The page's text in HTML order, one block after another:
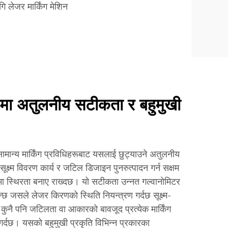
लेजर मार्किंग मेशिन
अतुलनीय सटीकता र बहुमुखी
मार्किंग प्रविधिहरूबाट यसलाई छुट्याउने अतुलनीय
विवरण कार्य र जटिल डिजाइन पुनरुत्पादन गर्न सक्षम
बनाए राख्दछ। यो सटीकता उन्नत गल्वानोमिटर
जसले लेजर किरणको स्थिति नियन्त्रण गर्दछ सूक्ष्म-
पनि जटिलता वा आकारको बावजूद प्रत्येक मार्किंग
यसको बहुमुखी प्रकृति विभिन्न प्रकारका